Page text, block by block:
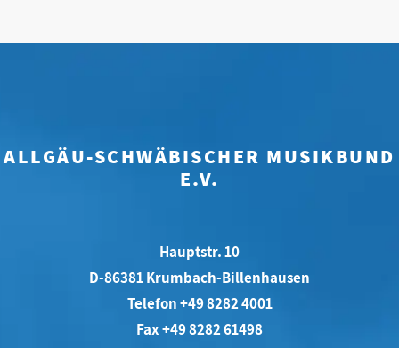
ALLGÄU-SCHWÄBISCHER MUSIKBUND
E.V.
Hauptstr. 10
D-86381 Krumbach-Billenhausen
Telefon +49 8282 4001
Fax +49 8282 61498